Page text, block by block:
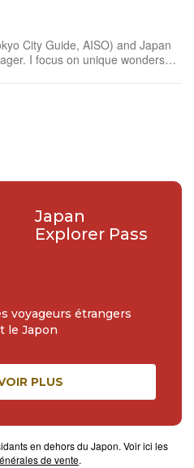
City Guide, AISO) and Japan
I focus on unique wonders
Japan
Explorer Pass
voyageurs étrangers
le Japon
PLUS
en dehors du Japon. Voir ici les
de vente.